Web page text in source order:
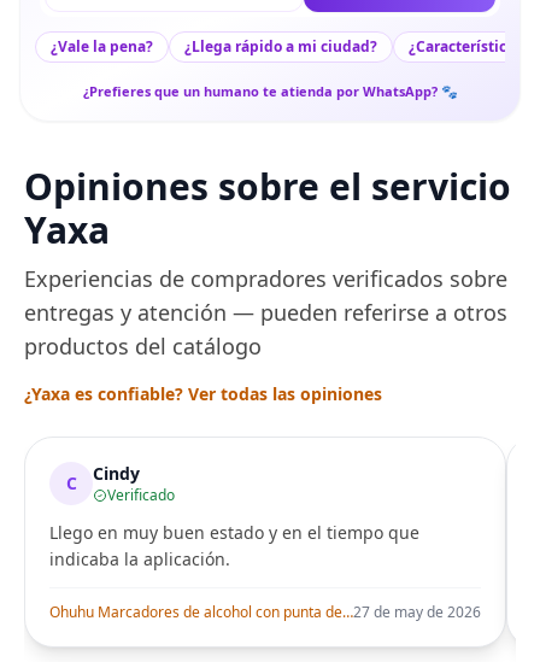
¿Vale la pena? ¿Llega rápido a mi ciudad? ¿Características
¿Prefieres que un humano te atienda por WhatsApp? 🐾
Opiniones sobre el servicio
Yaxa
Experiencias de compradores verificados sobre
entregas y atención — pueden referirse a otros
productos del catálogo
¿Yaxa es confiable? Ver todas las opiniones
C Cindy
Verificado
Llego en muy buen estado y en el tiempo que
indicaba la aplicación.
Ohuhu Marcadores de alcohol con punta de pincel – Juego de marcadores artísticos de doble punta con certificación AP para artistas adultos27 de may de 2026